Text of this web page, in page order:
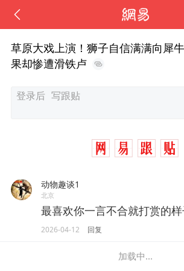
草原大戏上演！狮子自信满满向犀
果却惨遭滑铁卢
动物趣谈1
北京
最喜欢你一言不合就打赏的
2026-04-12 回复
加载中...